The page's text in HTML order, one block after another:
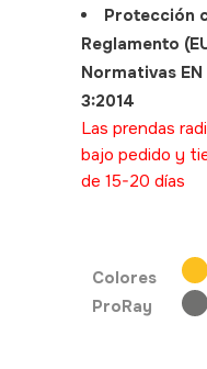
Protección
Reglamento
Normativas EN
3:2014
Las prendas
bajo pedido y
de 15-20 días
Colores
ProRay